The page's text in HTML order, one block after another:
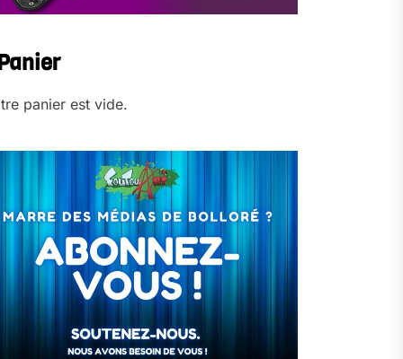
panier est vide.